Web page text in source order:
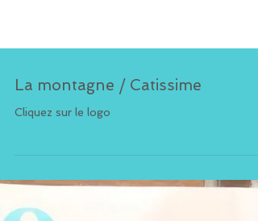
La montagne / Catissime